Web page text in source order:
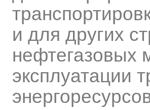
и для других
нефтегазовых
эксплуатации